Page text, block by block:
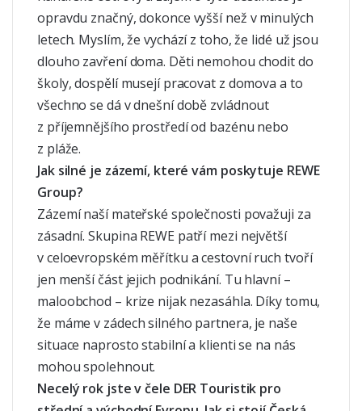
opravdu značný, dokonce vyšší než v minulých
letech. Myslím, že vychází z toho, že lidé už jsou
dlouho zavření doma. Děti nemohou chodit do
školy, dospělí musejí pracovat z domova a to
všechno se dá v dnešní době zvládnout
z příjemnějšího prostředí od bazénu nebo
z pláže.
Jak silné je zázemí, které vám poskytuje REWE
Group?
Zázemí naší mateřské společnosti považuji za
zásadní. Skupina REWE patří mezi největší
v celoevropském měřítku a cestovní ruch tvoří
jen menší část jejich podnikání. Tu hlavní –
maloobchod – krize nijak nezasáhla. Díky tomu,
že máme v zádech silného partnera, je naše
situace naprosto stabilní a klienti se na nás
mohou spolehnout.
Necelý rok jste v čele DER Touristik pro